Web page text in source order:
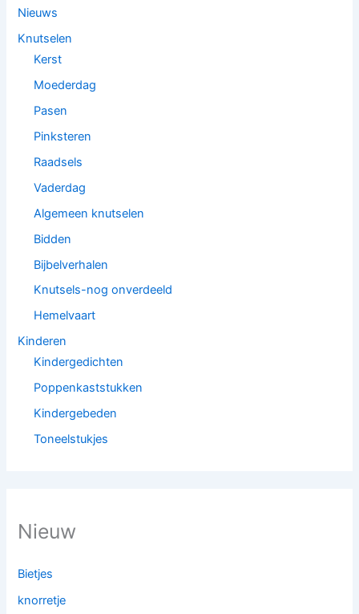
Nieuws
Knutselen
Kerst
Moederdag
Pasen
Pinksteren
Raadsels
Vaderdag
Algemeen knutselen
Bidden
Bijbelverhalen
Knutsels-nog onverdeeld
Hemelvaart
Kinderen
Kindergedichten
Poppenkaststukken
Kindergebeden
Toneelstukjes
Nieuw
Bietjes
knorretje